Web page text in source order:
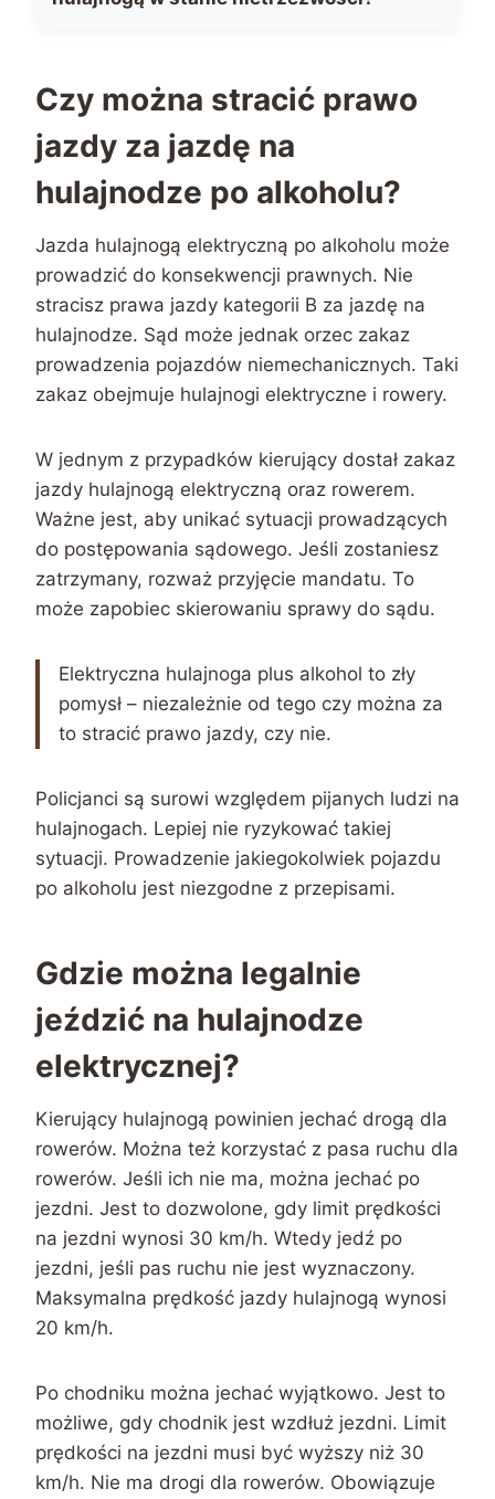
Czy można stracić prawo
jazdy za jazdę na
hulajnodze po alkoholu?
Jazda hulajnogą elektryczną po alkoholu może
prowadzić do konsekwencji prawnych. Nie
stracisz prawa jazdy kategorii B za jazdę na
hulajnodze. Sąd może jednak orzec zakaz
prowadzenia pojazdów niemechanicznych. Taki
zakaz obejmuje hulajnogi elektryczne i rowery.
W jednym z przypadków kierujący dostał zakaz
jazdy hulajnogą elektryczną oraz rowerem.
Ważne jest, aby unikać sytuacji prowadzących
do postępowania sądowego. Jeśli zostaniesz
zatrzymany, rozważ przyjęcie mandatu. To
może zapobiec skierowaniu sprawy do sądu.
Elektryczna hulajnoga plus alkohol to zły
pomysł – niezależnie od tego czy można za
to stracić prawo jazdy, czy nie.
Policjanci są surowi względem pijanych ludzi na
hulajnogach. Lepiej nie ryzykować takiej
sytuacji. Prowadzenie jakiegokolwiek pojazdu
po alkoholu jest niezgodne z przepisami.
Gdzie można legalnie
jeździć na hulajnodze
elektrycznej?
Kierujący hulajnogą powinien jechać drogą dla
rowerów. Można też korzystać z pasa ruchu dla
rowerów. Jeśli ich nie ma, można jechać po
jezdni. Jest to dozwolone, gdy limit prędkości
na jezdni wynosi 30 km/h. Wtedy jedź po
jezdni, jeśli pas ruchu nie jest wyznaczony.
Maksymalna prędkość jazdy hulajnogą wynosi
20 km/h.
Po chodniku można jechać wyjątkowo. Jest to
możliwe, gdy chodnik jest wzdłuż jezdni. Limit
prędkości na jezdni musi być wyższy niż 30
km/h. Nie ma drogi dla rowerów. Obowiązuje